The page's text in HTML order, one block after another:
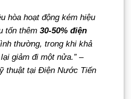
hòa hoạt động kém hiệu
tốn thêm 30-50% điện
thường, trong khi khả
giảm đi một nửa.” –
thuật tại Điện Nước Tiến